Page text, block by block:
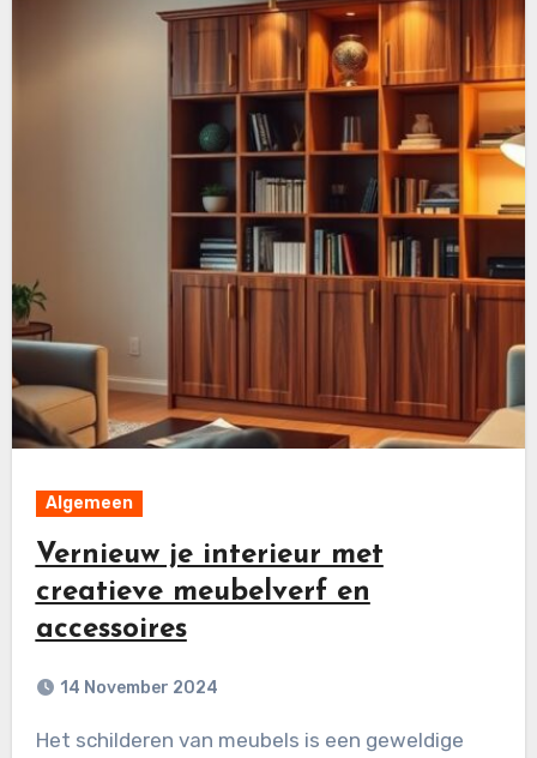
Algemeen
Vernieuw je interieur met
creatieve meubelverf en
accessoires
14 November 2024
Het schilderen van meubels is een geweldige